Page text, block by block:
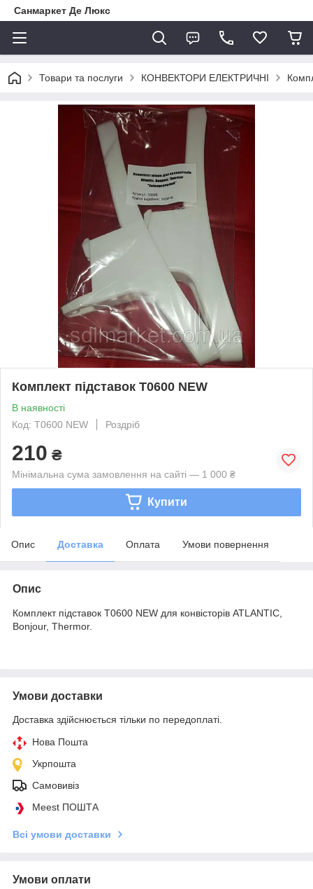
Санмаркет Де Люкс
Товари та послуги КОНВЕКТОРИ ЕЛЕКТРИЧНІ
Комплект підставок Т0600 NEW
В наявності
Код: Т0600 NEW
Роздріб
210 ₴
Мінімальна сума замовлення на сайті — 1 000 ₴
Купити
Опис Доставка Оплата Умови повернення
Опис
Комплект підставок Т0600 NEW для конвісторів ATLANTIC,
Bonjour, Thermor.
Умови доставки
Доставка здійснюється тільки по передоплаті.
Нова Пошта
Укрпошта
Самовивіз
Meest ПОШТА
Всі умови доставки
Умови оплати